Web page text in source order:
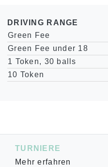
DRIVING RANGE
Green Fee
Green Fee under 18
1 Token, 30 balls
10 Token
TURNIERE
Mehr erfahren